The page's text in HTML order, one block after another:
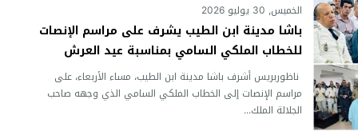
الخميس, 30 يوليو 2026
باشا مدينة ابن الطيب يشرف على مراسم الإنصات
للخطاب الملكي السامي بمناسبة عيد العرش
المجيد
ناظوربريس أشرف باشا مدينة ابن الطيب، مساء الأربعاء، على
مراسم الإنصات إلى الخطاب الملكي السامي الذي وجهه صاحب
الجلالة الملك...